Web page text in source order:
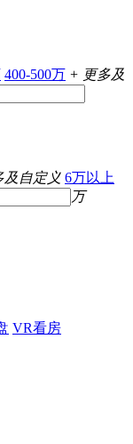
400-500万 + 更多及
及自定义 6万以上
万
VR看房